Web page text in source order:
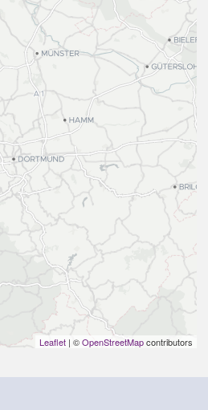
Leaflet | ©OpenStreetMapcontributors